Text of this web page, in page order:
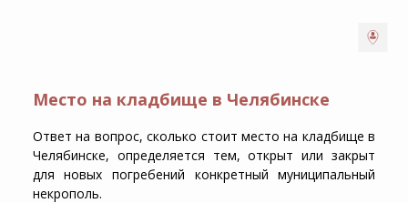
Место на кладбище в Челябинске
Ответ на вопрос,сколько стоит место на кладбище в
Челябинске, определяется тем, открыт или закрыт
для новых погребений конкретный муниципальный
некрополь.